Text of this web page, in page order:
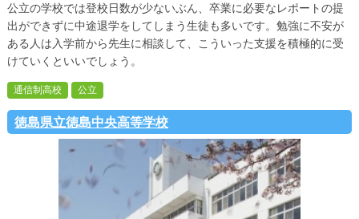
公立の学校では登校日数が少ないぶん、卒業に必要なレポートの提
出ができずに中途退学をしてしまう生徒も多いです。勉強に不安が
ある人は入学前から先生に相談して、こういった支援を積極的に受
けていくといいでしょう。
徳島県立徳島中央高等学校
通信制高校 公立